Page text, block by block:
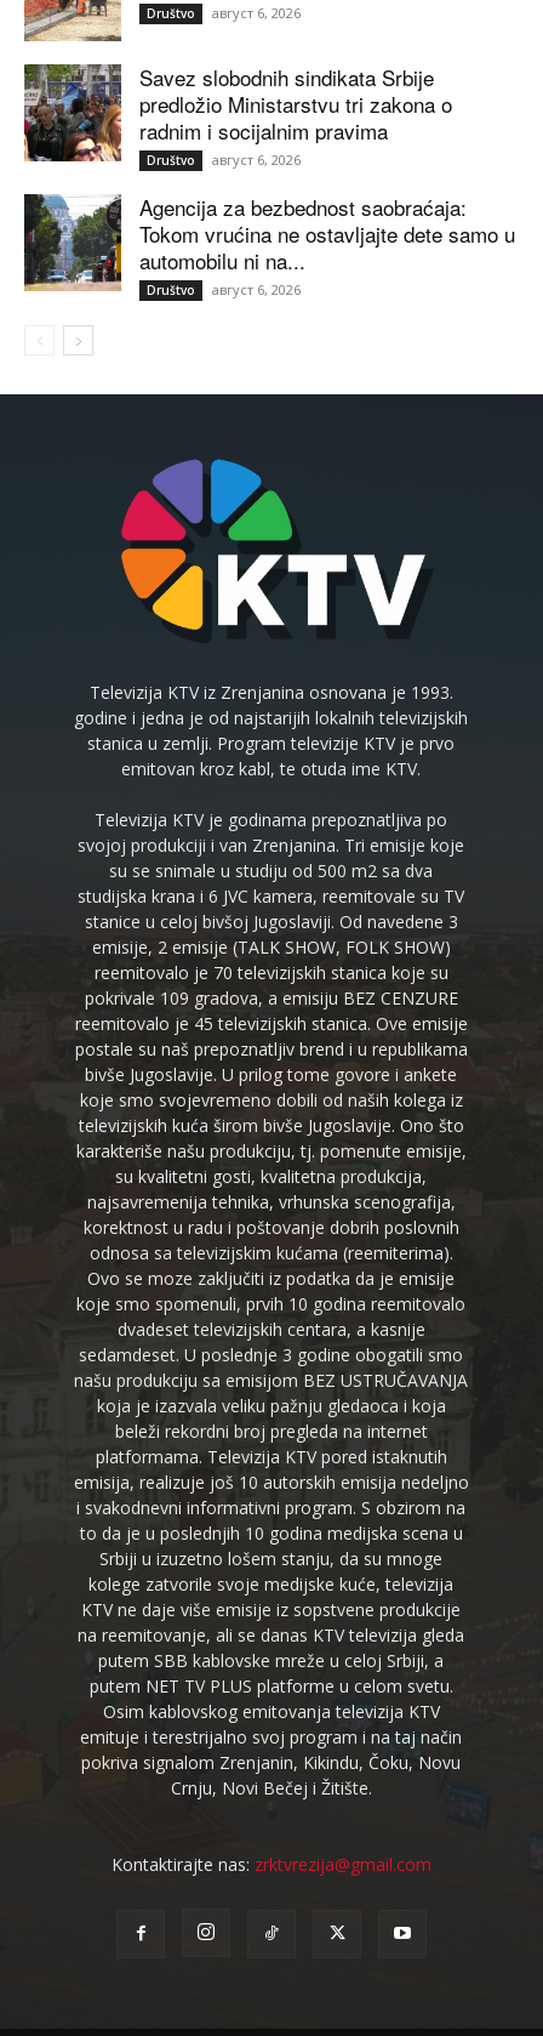
Društvo август 6, 2026
Savez slobodnih sindikata Srbije
predložio Ministarstvu tri zakona o
radnim i socijalnim pravima
Društvo август 6, 2026
Agencija za bezbednost saobraćaja:
Tokom vrućina ne ostavljajte dete samo u
automobilu ni na...
Društvo август 6, 2026
Televizija KTV iz Zrenjanina osnovana je 1993.
godine i jedna je od najstarijih lokalnih televizijskih
stanica u zemlji. Program televizije KTV je prvo
emitovan kroz kabl, te otuda ime KTV.
Televizija KTV je godinama prepoznatljiva po
svojoj produkciji i van Zrenjanina. Tri emisije koje
su se snimale u studiju od 500 m2 sa dva
studijska krana i 6 JVC kamera, reemitovale su TV
stanice u celoj bivšoj Jugoslaviji. Od navedene 3
emisije, 2 emisije (TALK SHOW, FOLK SHOW)
reemitovalo je 70 televizijskih stanica koje su
pokrivale 109 gradova, a emisiju BEZ CENZURE
reemitovalo je 45 televizijskih stanica. Ove emisije
postale su naš prepoznatljiv brend i u republikama
bivše Jugoslavije. U prilog tome govore i ankete
koje smo svojevremeno dobili od naših kolega iz
televizijskih kuća širom bivše Jugoslavije. Ono što
karakteriše našu produkciju, tj. pomenute emisije,
su kvalitetni gosti, kvalitetna produkcija,
najsavremenija tehnika, vrhunska scenografija,
korektnost u radu i poštovanje dobrih poslovnih
odnosa sa televizijskim kućama (reemiterima).
Ovo se moze zaključiti iz podatka da je emisije
koje smo spomenuli, prvih 10 godina reemitovalo
dvadeset televizijskih centara, a kasnije
sedamdeset. U poslednje 3 godine obogatili smo
našu produkciju sa emisijom BEZ USTRUČAVANJA
koja je izazvala veliku pažnju gledaoca i koja
beleži rekordni broj pregleda na internet
platformama. Televizija KTV pored istaknutih
emisija, realizuje još 10 autorskih emisija nedeljno
i svakodnevni informativni program. S obzirom na
to da je u poslednjih 10 godina medijska scena u
Srbiji u izuzetno lošem stanju, da su mnoge
kolege zatvorile svoje medijske kuće, televizija
KTV ne daje više emisije iz sopstvene produkcije
na reemitovanje, ali se danas KTV televizija gleda
putem SBB kablovske mreže u celoj Srbiji, a
putem NET TV PLUS platforme u celom svetu.
Osim kablovskog emitovanja televizija KTV
emituje i terestrijalno svoj program i na taj način
pokriva signalom Zrenjanin, Kikindu, Čoku, Novu
Crnju, Novi Bečej i Žitište.
Kontaktirajte nas: zrktvrezija@gmail.com